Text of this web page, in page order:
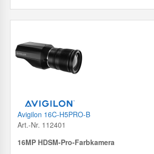
Avigilon 16C-H5PRO-B
Art.-Nr. 112401
16MP HDSM-Pro-Farbkamera